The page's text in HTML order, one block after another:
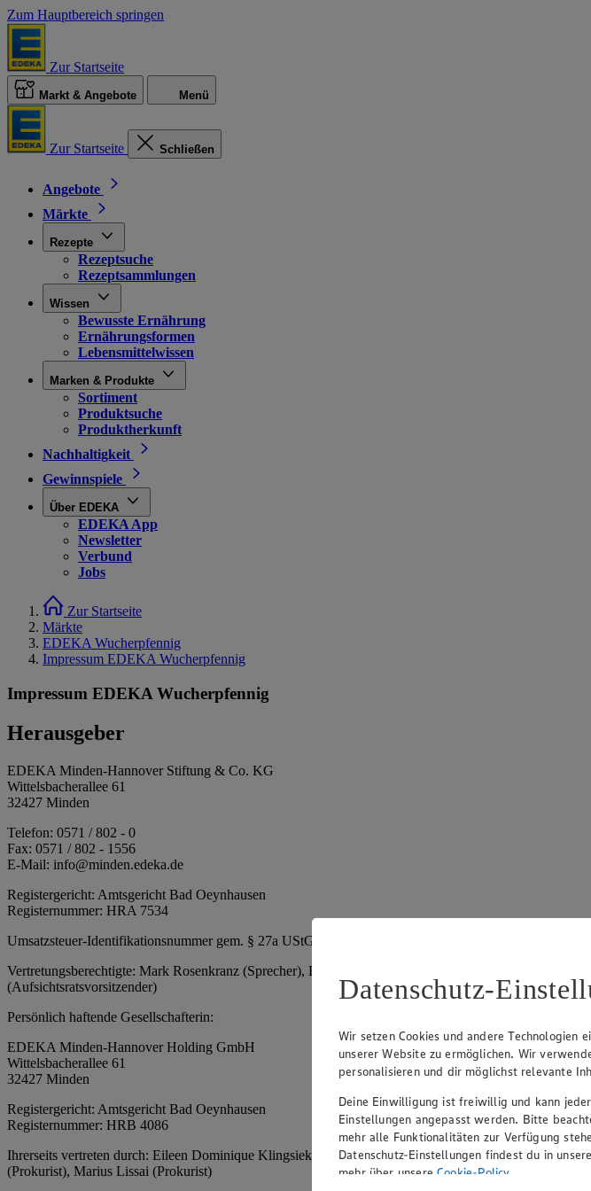
Zum Hauptbereich springen
Zur Startseite
Markt & Angebote Menü
Zur Startseite Schließen
Angebote
Märkte
Rezepte
Rezeptsuche
Rezeptsammlungen
Wissen
Bewusste Ernährung
Ernährungsformen
Lebensmittelwissen
Marken & Produkte
Sortiment
Produktsuche
Produktherkunft
Nachhaltigkeit
Gewinnspiele
Über EDEKA
EDEKA App
Newsletter
Verbund
Jobs
Zur Startseite
Märkte
EDEKA Wucherpfennig
Impressum EDEKA Wucherpfennig
Impressum EDEKA Wucherpfennig
Herausgeber
EDEKA Minden-Hannover Stiftung & Co. KG
Wittelsbacherallee 61
32427 Minden
Telefon: 0571 / 802 - 0
Fax: 0571 / 802 - 1556
E-Mail: info@minden.edeka.de
Registergericht: Amtsgericht Bad Oeynhausen
Registernummer: HRA 7534
Umsatzsteuer-Identifikationsnummer gem. § 27a UStG: DE 266067317
Vertretungsberechtigte: Mark Rosenkranz (Sprecher), Eileen Dominique Klingsiek
(Aufsichtsratsvorsitzender)
Persönlich haftende Gesellschafterin:
EDEKA Minden-Hannover Holding GmbH
Wittelsbacherallee 61
32427 Minden
Registergericht: Amtsgericht Bad Oeynhausen
Registernummer: HRB 4086
Ihrerseits vertreten durch: Eileen Dominique Klingsiek (Geschäftsführerin), Mark Rosenkranz
(Prokurist), Marius Lissai (Prokurist)
Datenschutz-
Wir setzen Cookies und andere Technologien
unserer Website zu ermöglichen. Wir
personalisieren und dir möglichst relevante
Deine Einwilligung ist freiwillig und kann
Einstellungen angepasst werden. Bitte
mehr alle Funktionalitäten zur Verfügung
Datenschutz-Einstellungen findest du in
mehr über unsereCookie-Policy.